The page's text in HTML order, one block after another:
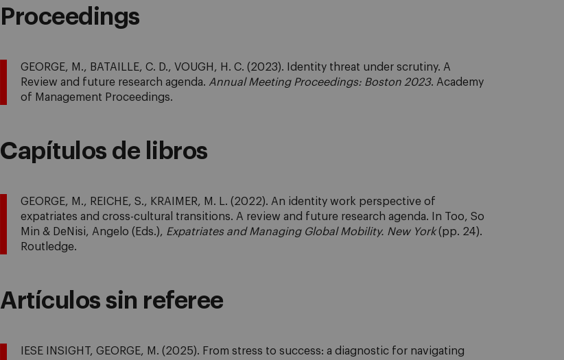
Proceedings
GEORGE, M., BATAILLE, C. D., VOUGH, H. C. (2023). Identity threat under scrutiny. A
Review and future research agenda. Annual Meeting Proceedings: Boston 2023. Academy
of Management Proceedings.
Capítulos de libros
GEORGE, M., REICHE, S., KRAIMER, M. L. (2022). An identity work perspective of
expatriates and cross-cultural transitions. A review and future research agenda. In Too, So
Min & DeNisi, Angelo (Eds.), Expatriates and Managing Global Mobility. New York(pp. 24).
Routledge.
Artículos sin referee
IESE INSIGHT, GEORGE, M. (2025). From stress to success: a diagnostic for navigating